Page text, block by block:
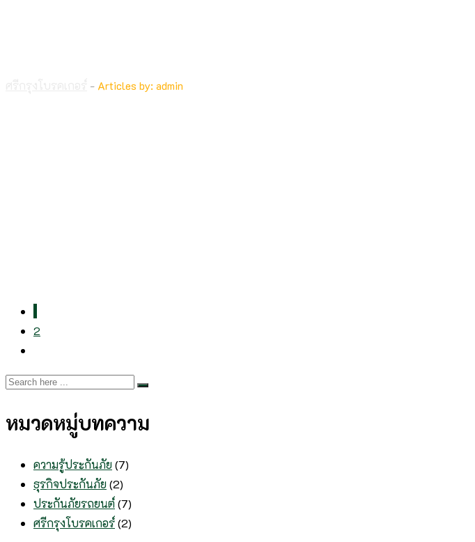
- Articles by: admin
2
หมวดหมู่บทความ
ความรู้ประกันภัย(7)
ธุรกิจประกันภัย(2)
ประกันภัยรถยนต์(7)
ศรีกรุงโบรคเกอร์(2)